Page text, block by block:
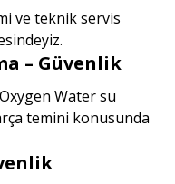
ve teknik servis
– Güvenlik
Water su
temini konusunda